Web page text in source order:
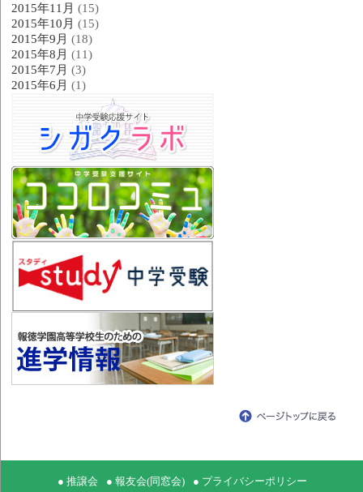
2015年11月 (15)
2015年10月 (15)
2015年9月 (18)
2015年8月 (11)
2015年7月 (3)
2015年6月 (1)
● 推譲会 ● 報友会(同窓会) ● プライバシーポリシー